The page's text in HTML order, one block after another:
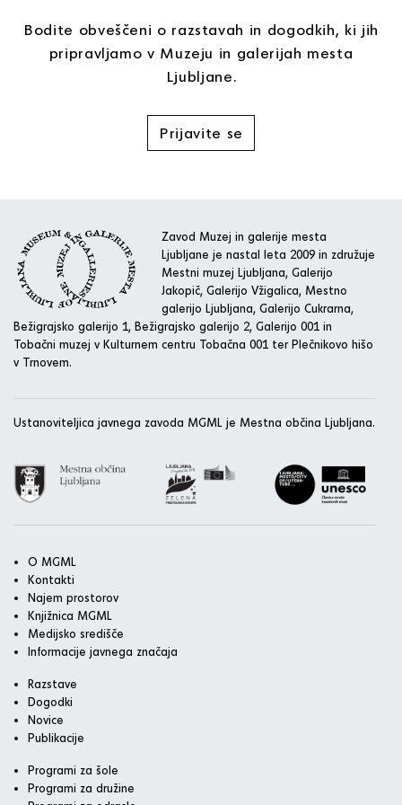
Bodite obveščeni o razstavah in dogodkih, ki jih
pripravljamo v Muzeju in galerijah mesta
Ljubljane.
Prijavite se
Zavod Muzej in galerije mesta
Ljubljane je nastal leta 2009 in združuje
Mestni muzej Ljubljana, Galerijo
Jakopič, Galerijo Vžigalica, Mestno
galerijo Ljubljana, Galerijo Cukrarna,
Bežigrajsko galerijo 1, Bežigrajsko galerijo 2, Galerijo 001 in
Tobačni muzej v Kulturnem centru Tobačna 001 ter Plečnikovo hišo
v Trnovem.
Ustanoviteljica javnega zavoda MGML je Mestna občina Ljubljana.
O MGML
Kontakti
Najem prostorov
Knjižnica MGML
Medijsko središče
Informacije javnega značaja
Razstave
Dogodki
Novice
Publikacije
Programi za šole
Programi za družine